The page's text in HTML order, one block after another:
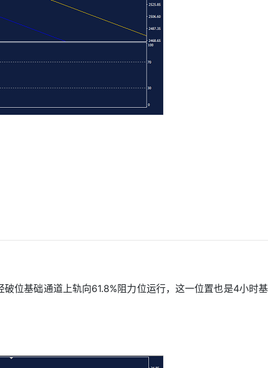
位基础通道上轨向61.8%阻力位运行，这一位置也是4小时基